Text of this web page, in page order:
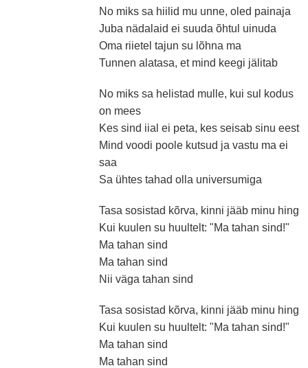
No miks sa hiilid mu unne, oled painaja
Juba nädalaid ei suuda õhtul uinuda
Oma riietel tajun su lõhna ma
Tunnen alatasa, et mind keegi jälitab
No miks sa helistad mulle, kui sul kodus
on mees
Kes sind iial ei peta, kes seisab sinu eest
Mind voodi poole kutsud ja vastu ma ei
saa
Sa ühtes tahad olla universumiga
Tasa sosistad kõrva, kinni jääb minu hing
Kui kuulen su huultelt: "Ma tahan sind!"
Ma tahan sind
Ma tahan sind
Nii väga tahan sind
Tasa sosistad kõrva, kinni jääb minu hing
Kui kuulen su huultelt: "Ma tahan sind!"
Ma tahan sind
Ma tahan sind